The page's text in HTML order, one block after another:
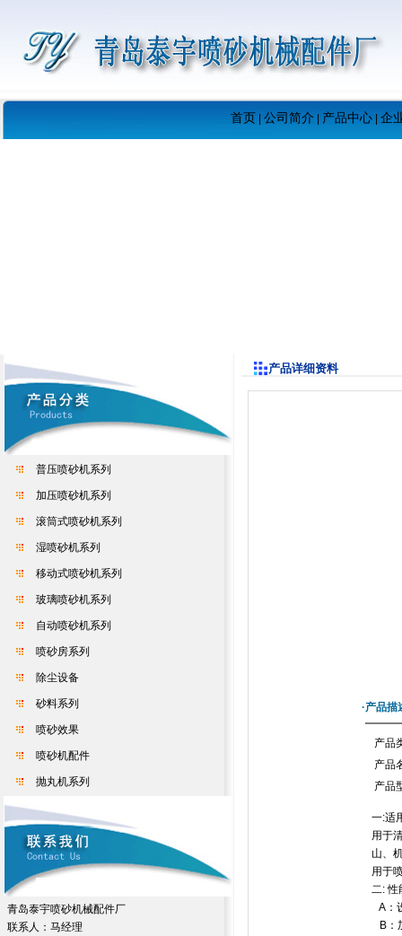
首页 公司简介 产品中心| 企
普压喷砂机系列
加压喷砂机系列
滚筒式喷砂机系列
湿喷砂机系列
移动式喷砂机系列
玻璃喷砂机系列
自动喷砂机系列
喷砂房系列
除尘设备
砂料系列
喷砂效果
喷砂机配件
抛丸机系列
青岛泰宇喷砂机械配件厂
联系人：马经理
产品详细资料
·产品描
产品
产品
产品
一:适
用于
山、
用于
二: 性
A：
B：